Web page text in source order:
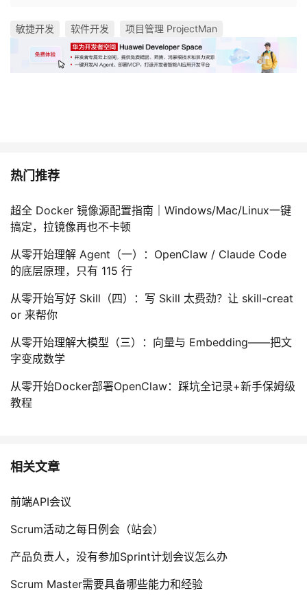
敏捷开发 软件开发 项目管理 ProjectMan
热门推荐
超全 Docker 镜像源配置指南｜Windows/Mac/Linux一键
搞定，拉镜像再也不卡顿
从零开始理解 Agent（一）：OpenClaw / Claude Code
的底层原理，只有 115 行
从零开始写好 Skill（四）：写 Skill 太费劲？让 skill-creat
or 来帮你
从零开始理解大模型（三）：向量与 Embedding——把文
字变成数学
从零开始Docker部署OpenClaw：踩坑全记录+新手保姆级
教程
相关文章
前端API会议
Scrum活动之每日例会（站会）
产品负责人，没有参加Sprint计划会议怎么办
Scrum Master需要具备哪些能力和经验